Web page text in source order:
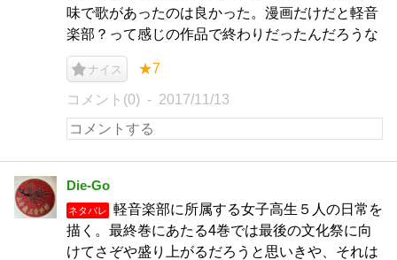
味で歌があったのは良かった。漫画だけだと軽音
楽部？って感じの作品で終わりだったんだろうな
ナイス ★7
コメント(0) 2017/11/13
Die-Go
ネタバレ
軽音楽部に所属する女子高生５人の日常を
描く。最終巻にあたる4巻では最後の文化祭に向
けてさぞや盛り上がるだろうと思いきや、それは